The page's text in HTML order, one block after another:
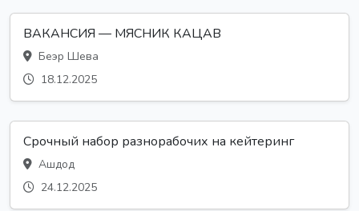
ВАКАНСИЯ — МЯСНИК КАЦАВ
Беэр Шева
18.12.2025
Срочный набор разнорабочих на кейтеринг
Ашдод
24.12.2025